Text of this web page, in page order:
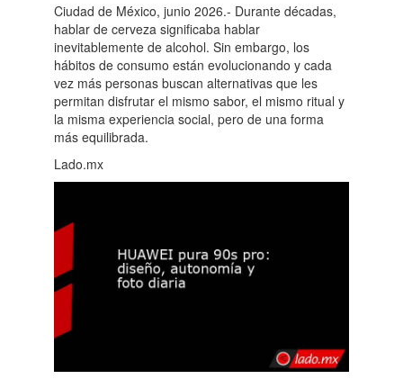
Ciudad de México, junio 2026.- Durante décadas,
hablar de cerveza significaba hablar
inevitablemente de alcohol. Sin embargo, los
hábitos de consumo están evolucionando y cada
vez más personas buscan alternativas que les
permitan disfrutar el mismo sabor, el mismo ritual y
la misma experiencia social, pero de una forma
más equilibrada.
Lado.mx